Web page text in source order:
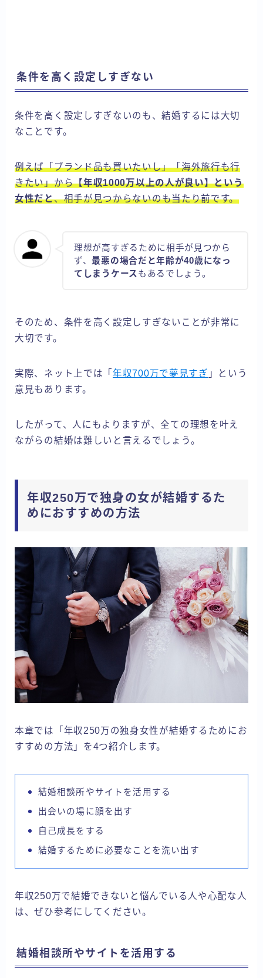
条件を高く設定しすぎない
条件を高く設定しすぎないのも、結婚するには大切
なことです。
例えば「ブランド品も買いたいし」「海外旅行も行
きたい」から【年収1000万以上の人が良い】という
女性だと、相手が見つからないのも当たり前です。
理想が高すぎるために相手が見つから
ず、最悪の場合だと年齢が40歳になっ
てしまうケース もあるでしょう。
そのため、条件を高く設定しすぎないことが非常に
大切です。
実際、ネット上では「年収700万で夢見すぎ 」という
意見もあります。
したがって、人にもよりますが、全ての理想を叶え
ながらの結婚は難しいと言えるでしょう。
年収250万で独身の女が結婚するた
めにおすすめの方法
本章では「年収250万の独身女性が結婚するためにお
すすめの方法」を4つ紹介します。
結婚相談所やサイトを活用する
出会いの場に顔を出す
自己成長をする
結婚するために必要なことを洗い出す
年収250万で結婚できないと悩んでいる人や心配な人
は、ぜひ参考にしてください。
結婚相談所やサイトを活用する